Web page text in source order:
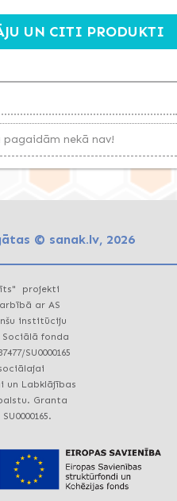
UN CITI PRODUKTI
pagaidām nekā nav!
© sanak.lv, 2026
projekti
ar AS
institūciju
fonda
SU0000165
un Labklājības
Granta